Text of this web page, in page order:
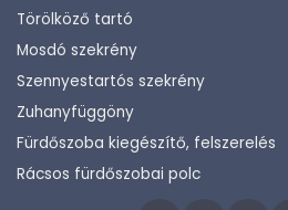
Törölköző tartó
Mosdó szekrény
Szennyestartós szekrény
Zuhanyfüggöny
Fürdőszoba kiegészítő, felszerelés
Rácsos fürdőszobai polc